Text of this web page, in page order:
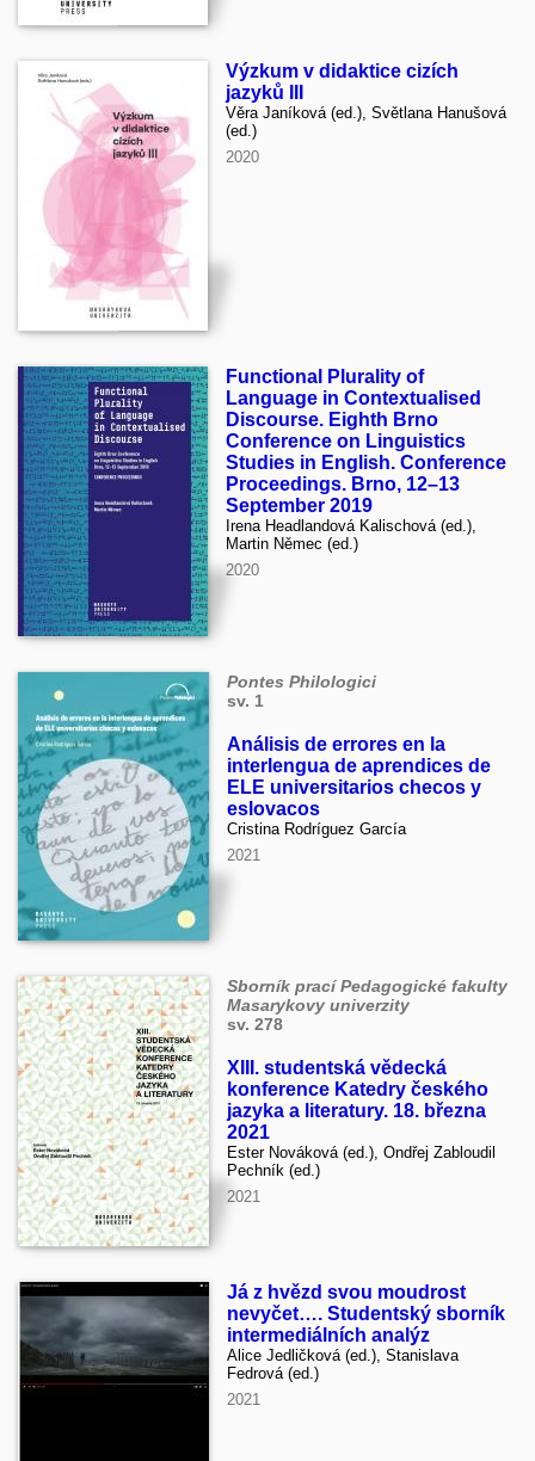
Výzkum v didaktice cizích
jazyků III
Věra Janíková (ed.), Světlana Hanušová
(ed.)
2020
Functional Plurality of
Language in Contextualised
Discourse. Eighth Brno
Conference on Linguistics
Studies in English. Conference
Proceedings. Brno, 12–13
September 2019
Irena Headlandová Kalischová (ed.),
Martin Němec (ed.)
2020
Pontes Philologici
sv. 1
Análisis de errores en la
interlengua de aprendices de
ELE universitarios checos y
eslovacos
Cristina Rodríguez García
2021
Sborník prací Pedagogické fakulty
Masarykovy univerzity
sv. 278
XIII. studentská vědecká
konference Katedry českého
jazyka a literatury. 18. března
2021
Ester Nováková (ed.), Ondřej Zabloudil
Pechník (ed.)
2021
Já z hvězd svou moudrost
nevyčet…. Studentský sborník
intermediálních analýz
Alice Jedličková (ed.), Stanislava
Fedrová (ed.)
2021